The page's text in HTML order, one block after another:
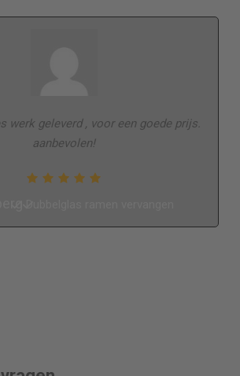
werk geleverd , voor een goede prijs.
aanbevolen!